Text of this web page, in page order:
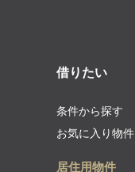
借りたい
条件から探す
お気に入り物件
居住用物件